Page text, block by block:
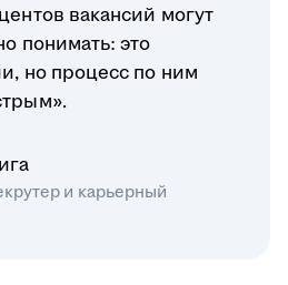
вакансий могут
понимать: это
но процесс по ним
и карьерный